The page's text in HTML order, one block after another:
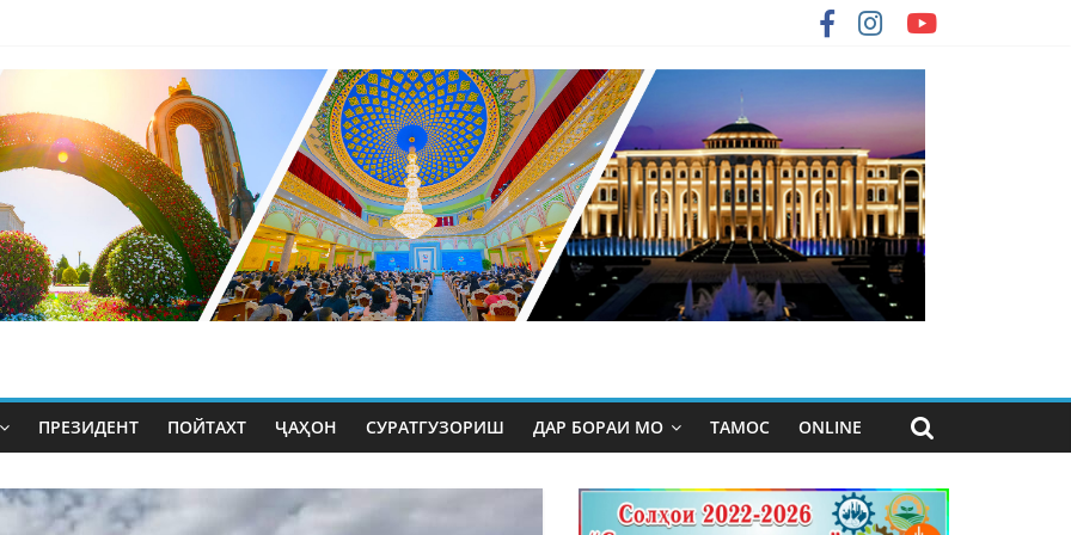
ПРЕЗИДЕНТ ПОЙТАХТ ҶАҲОН СУРАТГУЗОРИШ ДАР БОРАИ МО ТАМОС ONLINE